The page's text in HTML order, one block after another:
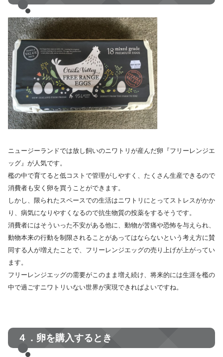
ニュージーランドでは放し飼いのニワトリが産んだ卵『フリーレンジエ
ッグ』が人気です。
檻の中で育てると低コストで管理がしやすく、たくさん生産できるので
消費者も安く卵を買うことができます。
しかし、限られたスペースでの生活はニワトリにとってストレスがかか
り、病気になりやすくなるので抗生物質の投薬をするそうです。
消費者にはそういった不安がある他に、動物が苦痛や恐怖を与えられ、
動物本来の行動を制限されることがあってはならないという考え方に賛
同する人が増えたことで、フリーレンジエッグの売り上げが上がってい
ます。
フリーレンジエッグの需要がこのまま増え続け、将来的には生涯を檻の
中で過ごすニワトリいない世界が実現できればよいですね。
４．卵を購入するとき